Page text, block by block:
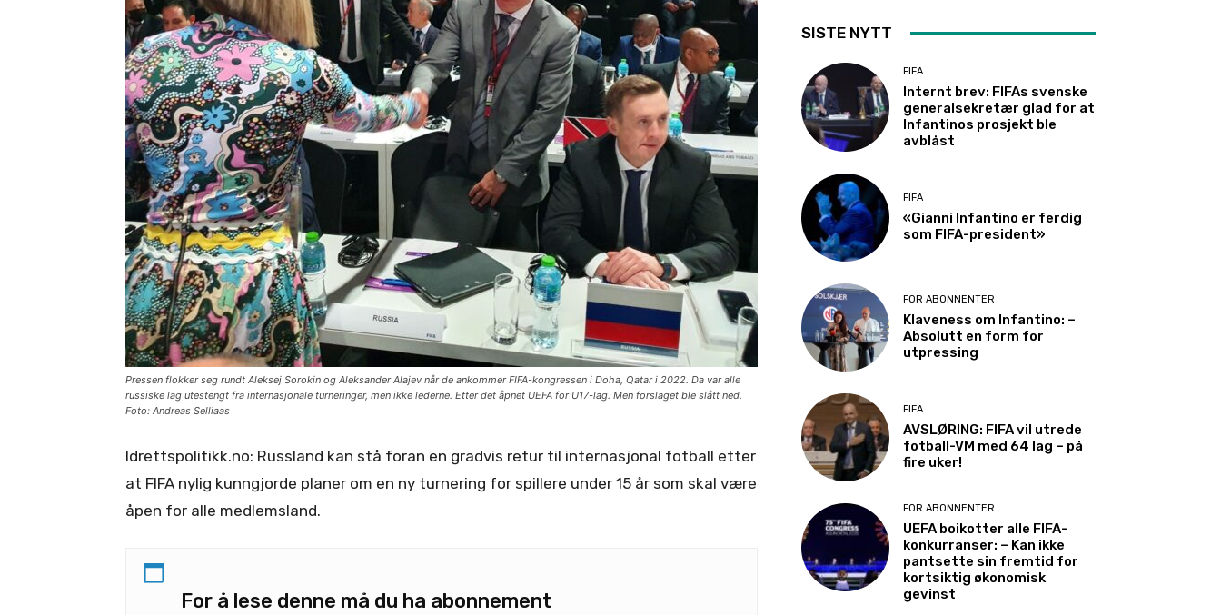
Pressen flokker seg rundt Aleksej Sorokin og Aleksander Alajev når de ankommer FIFA-kongressen i Doha, Qatar i 2022. Da var alle
russiske lag utestengt fra internasjonale turneringer, men ikke lederne. Etter det åpnet UEFA for U17-lag. Men forslaget ble slått ned.
Foto: Andreas Selliaas
Idrettspolitikk.no: Russland kan stå foran en gradvis retur til internasjonal fotball etter
at FIFA nylig kunngjorde planer om en ny turnering for spillere under 15 år som skal være
åpen for alle medlemsland.
For å lese denne må du ha abonnement
SISTE NYTT
FIFA
Internt brev: FIFAs svenske
generalsekretær glad for at
Infantinos prosjekt ble
avblåst
FIFA
«Gianni Infantino er ferdig
som FIFA-president»
FOR ABONNENTER
Klaveness om Infantino: –
Absolutt en form for
utpressing
FIFA
AVSLØRING: FIFA vil utrede
fotball-VM med 64 lag – på
fire uker!
FOR ABONNENTER
UEFA boikotter alle FIFA-
konkurranser: – Kan ikke
pantsette sin fremtid for
kortsiktig økonomisk
gevinst